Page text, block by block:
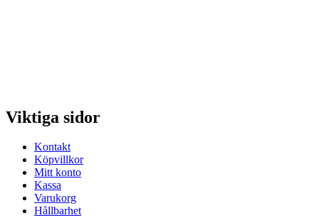
Viktiga sidor
Kontakt
Köpvillkor
Mitt konto
Kassa
Varukorg
Hållbarhet